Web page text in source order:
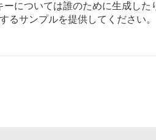
については誰のために生成した
るサンプルを提供してください。